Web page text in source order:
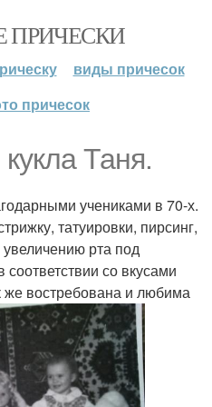
ПРИЧЕСКИ
виды причесок
причесок
Таня.
учениками в 70-х.
татуировки, пирсинг,
рта под
со вкусами
же востребована и любима